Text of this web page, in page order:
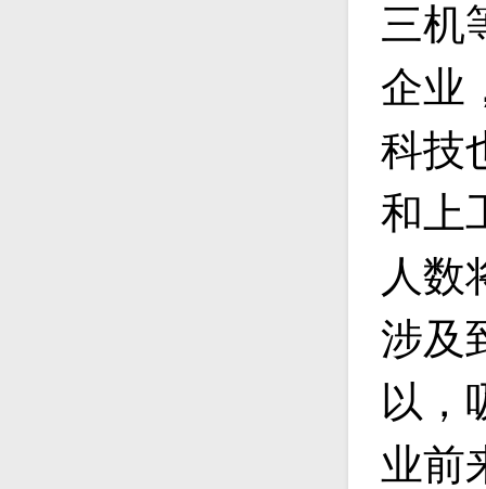
三机
企业
科技
和上
人数
涉及
以，
业前